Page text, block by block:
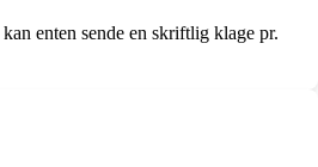
enten sende en skriftlig klage pr.